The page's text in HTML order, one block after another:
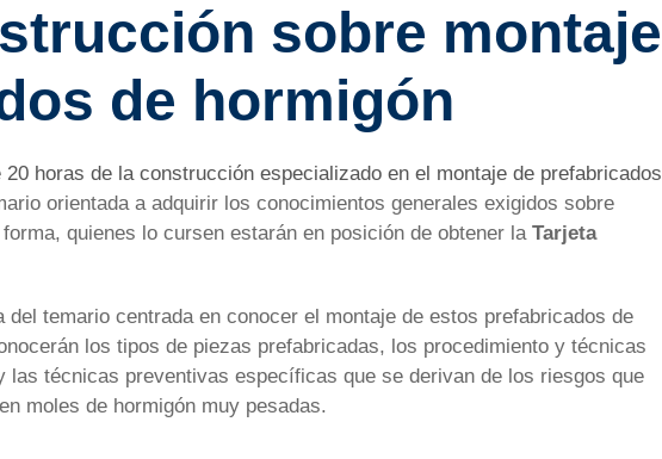
sobre montaje
de hormigón
20 horas de la construcción especializado en el montaje de prefabricados
orientada a adquirir los conocimientos generales exigidos sobre
quienes lo cursen estarán en posición de obtener la Tarjeta
temario centrada en conocer el montaje de estos prefabricados de
los tipos de piezas prefabricadas, los procedimiento y técnicas
las técnicas preventivas específicas que se derivan de los riesgos que
moles de hormigón muy pesadas.